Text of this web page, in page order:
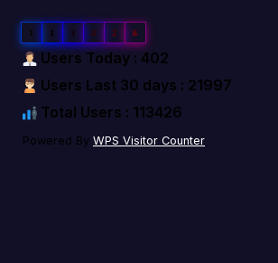
1 1 3 4 2 6
Users Today : 402
Users Last 30 days : 21997
Total Users : 113426
Powered By WPS Visitor Counter